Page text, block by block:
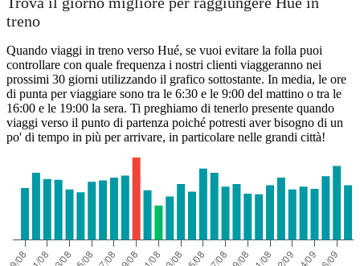
treno
Quando viaggi in treno verso Hué, se vuoi evitare la folla puoi
controllare con quale frequenza i nostri clienti viaggeranno nei
prossimi 30 giorni utilizzando il grafico sottostante. In media, le ore
di punta per viaggiare sono tra le 6:30 e le 9:00 del mattino o tra le
16:00 e le 19:00 la sera. Ti preghiamo di tenerlo presente quando
viaggi verso il punto di partenza poiché potresti aver bisogno di un
po' di tempo in più per arrivare, in particolare nelle grandi città!